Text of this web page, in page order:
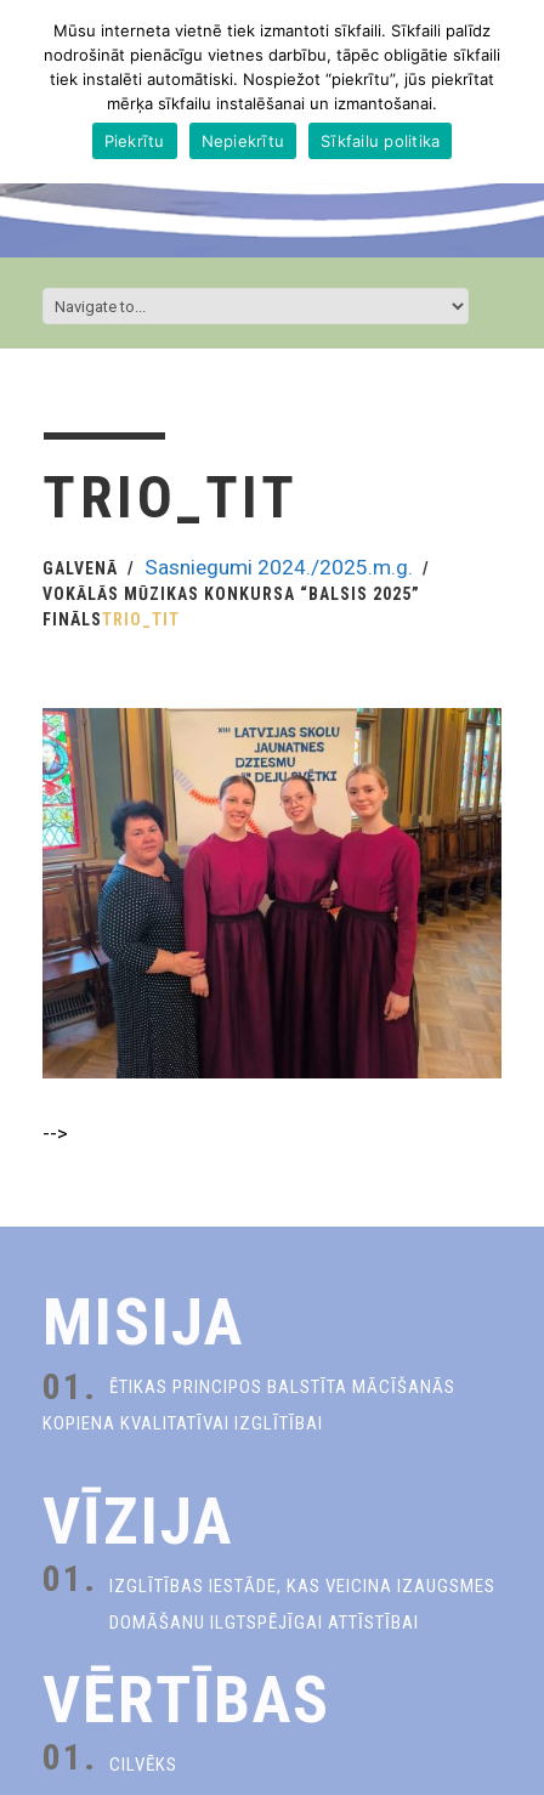
TRIO_TIT
GALVENĀ Sasniegumi 2024./2025.m.g.
VOKĀLĀS MŪZIKAS KONKURSA “BALSIS 2025”
FINĀLSTRIO_TIT
-->
MISIJA
01.
ĒTIKAS PRINCIPOS BALSTĪTA MĀCĪŠANĀS
KOPIENA KVALITATĪVAI IZGLĪTĪBAI
VĪZIJA
01.
IZGLĪTĪBAS IESTĀDE, KAS VEICINA IZAUGSMES
DOMĀŠANU ILGTSPĒJĪGAI ATTĪSTĪBAI
VĒRTĪBAS
01. CILVĒKS
Mūsu interneta vietnē tiek izmantoti sīkfaili. Sīkfaili palīdz
nodrošināt pienācīgu vietnes darbību, tāpēc obligātie sīkfaili
tiek instalēti automātiski. Nospiežot “piekrītu”, jūs piekrītat
mērķa sīkfailu instalēšanai un izmantošanai.
Piekrītu
Nepiekrītu Sīkfailu politika